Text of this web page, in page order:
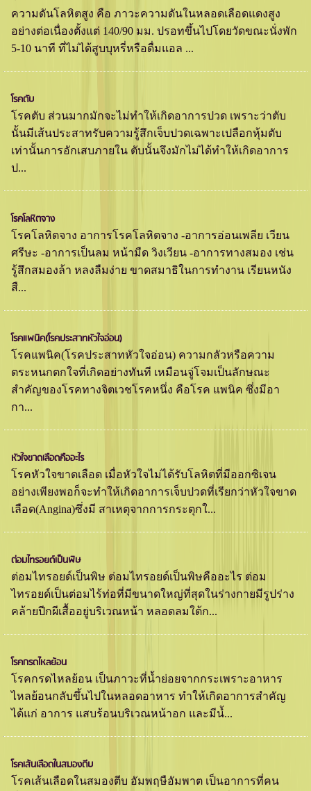
ความดันโลหิตสูง คือ ภาวะความดันในหลอดเลือดแดงสูง
อย่างต่อเนื่องตั้งแต่ 140/90 มม. ปรอทขึ้นไปโดยวัดขณะนั่งพัก
5-10 นาที ที่ไม่ได้สูบบุหรี่หรือดื่มแอล ...
โรคตับ
โรคตับ ส่วนมากมักจะไม่ทำให้เกิดอาการปวด เพราะว่าตับ
นั้นมีเส้นประสาทรับความรู้สึกเจ็บปวดเฉพาะเปลือกหุ้มตับ
เท่านั้นการอักเสบภายใน ตับนั้นจึงมักไม่ได้ทำให้เกิดอาการ
ป...
โรคโลหิตจาง
โรคโลหิตจาง อาการโรคโลหิตจาง -อาการอ่อนเพลีย เวียน
ศรีษะ -อาการเป็นลม หน้ามืด วิงเวียน -อาการทางสมอง เช่น
รู้สึกสมองล้า หลงลืมง่าย ขาดสมาธิในการทำงาน เรียนหนัง
สื...
โรคแพนิค(โรคประสาทหัวใจอ่อน)
โรคแพนิค(โรคประสาทหัวใจอ่อน) ความกลัวหรือความ
ตระหนกตกใจที่เกิดอย่างทันที เหมือนจู่โจมเป็นลักษณะ
สำคัญของโรคทางจิตเวชโรคหนึ่ง คือโรค แพนิค ซึ่งมีอา
กา...
หัวใจขาดเลือดคืออะไร
โรคหัวใจขาดเลือด เมื่อหัวใจไม่ได้รับโลหิตที่มีออกซิเจน
อย่างเพียงพอก็จะทำให้เกิดอาการเจ็บปวดที่เรียกว่าหัวใจขาด
เลือด(Angina)ซึ่งมี สาเหตุจากการกระตุกใ...
ต่อมไทรอยด์เป็นพิษ
ต่อมไทรอยด์เป็นพิษ ต่อมไทรอยด์เป็นพิษคืออะไร ต่อม
ไทรอยด์เป็นต่อมไร้ท่อที่มีขนาดใหญ่ที่สุดในร่างกายมีรูปร่าง
คล้ายปีกผีเสื้ออยู่บริเวณหน้า หลอดลมใต้ก...
โรคกรดไหลย้อน
โรคกรดไหลย้อน เป็นภาวะที่นํ้าย่อยจากกระเพราะอาหาร
ไหลย้อนกลับขึ้นไปในหลอดอาหาร ทำให้เกิดอาการสำคัญ
ได้แก่ อาการ แสบร้อนบริเวณหน้าอก และมีนํ้...
โรคเส้นเลือดในสมองตีบ
โรคเส้นเลือดในสมองตีบ อัมพฤษือัมพาต เป็นอาการที่คน